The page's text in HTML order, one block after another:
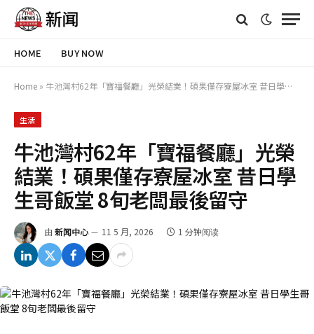
HOME BUY NOW
Home » 牛池灣村62年「寶福餐廳」光榮結業！碩果僅存寮屋冰室 昔日學生哥飯堂 8旬老闆最後留守
生活
牛池灣村62年「寶福餐廳」光榮
結業！碩果僅存寮屋冰室 昔日學
生哥飯堂 8旬老闆最後留守
由 新闻中心 11 5 月, 2026 1 分钟阅读